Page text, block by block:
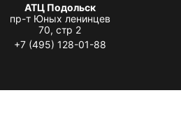
АТЦ Подольск
пр-т Юных ленинцев
70, стр 2
+7 (495) 128-01-88